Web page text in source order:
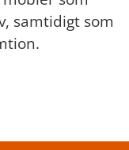
samtidigt som